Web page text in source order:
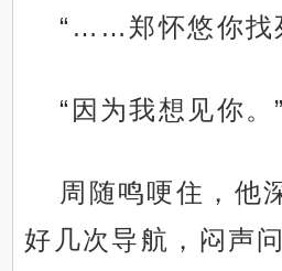
“……郑怀悠你找
“因为我想见你。”
周随鸣哽住，他
好几次导航，闷声